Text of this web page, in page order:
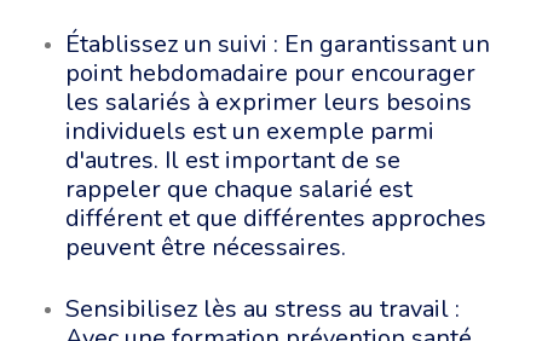
Établissez un suivi : En garantissant un
point hebdomadaire pour encourager
les salariés à exprimer leurs besoins
individuels est un exemple parmi
d'autres. Il est important de se
rappeler que chaque salarié est
différent et que différentes approches
peuvent être nécessaires.
Sensibilisez lès au stress au travail :